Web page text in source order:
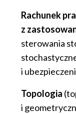
Rachunek
z
sterowania
i
Topologia
i